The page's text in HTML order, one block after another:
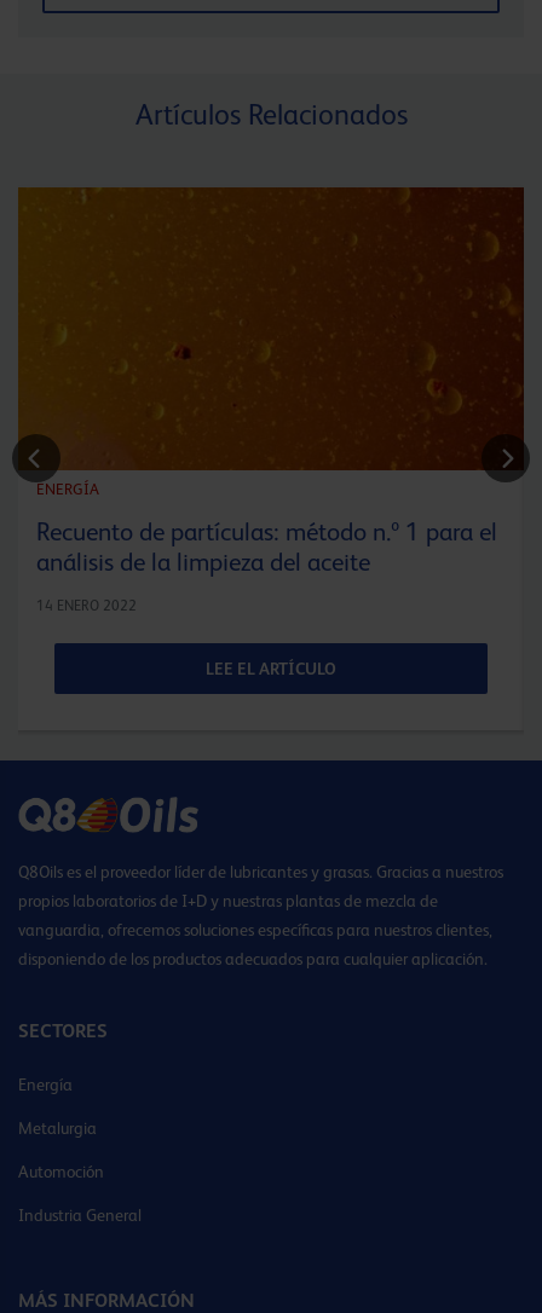
Artículos Relacionados
ENERGÍA
Recuento de partículas: método n.º 1 para el
análisis de la limpieza del aceite
14 ENERO 2022
LEE EL ARTÍCULO
Q8Oils es el proveedor líder de lubricantes y grasas. Gracias a nuestros
propios laboratorios de I+D y nuestras plantas de mezcla de
vanguardia, ofrecemos soluciones específicas para nuestros clientes,
disponiendo de los productos adecuados para cualquier aplicación.
SECTORES
Energía
Metalurgia
Automoción
Industria General
MÁS INFORMACIÓN